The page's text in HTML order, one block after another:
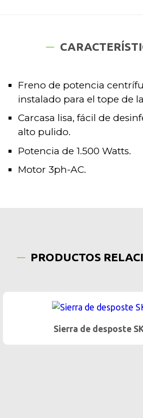
Freno de potencia
instalado para el tope de
Carcasa lisa, fácil de
alto pulido.
Potencia de 1.500 Watts.
Motor 3ph-AC.
PRODUCTOS
Descortezador